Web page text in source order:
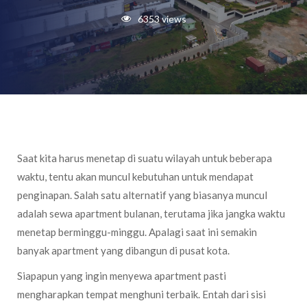
6353 views
Saat kita harus menetap di suatu wilayah untuk beberapa
waktu, tentu akan muncul kebutuhan untuk mendapat
penginapan. Salah satu alternatif yang biasanya muncul
adalah sewa apartment bulanan, terutama jika jangka waktu
menetap berminggu-minggu. Apalagi saat ini semakin
banyak apartment yang dibangun di pusat kota.
Siapapun yang ingin menyewa apartment pasti
mengharapkan tempat menghuni terbaik. Entah dari sisi